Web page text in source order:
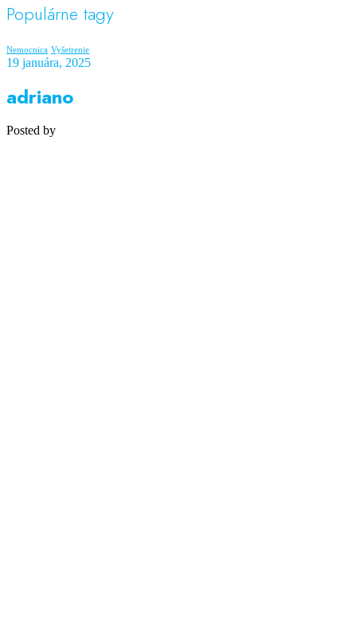
Populárne tagy
Nemocnica Vyšetrenie
19 januára, 2025
adriano
Posted by